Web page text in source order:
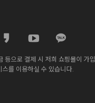
등으로 결제 시 저희 쇼핑몰이 가입
를 이용하실 수 있습니다.